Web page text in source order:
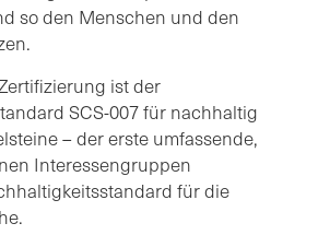
so den Menschen und den
ist der
SCS-007 für nachhaltig
– der erste umfassende,
Interessengruppen
für die